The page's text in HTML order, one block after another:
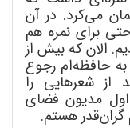
میکرد. در آن
برای نمره هم
الان که بیش از
حافظهام رجوع
از شعرهایی را
مدیون فضای
قدر هستم.